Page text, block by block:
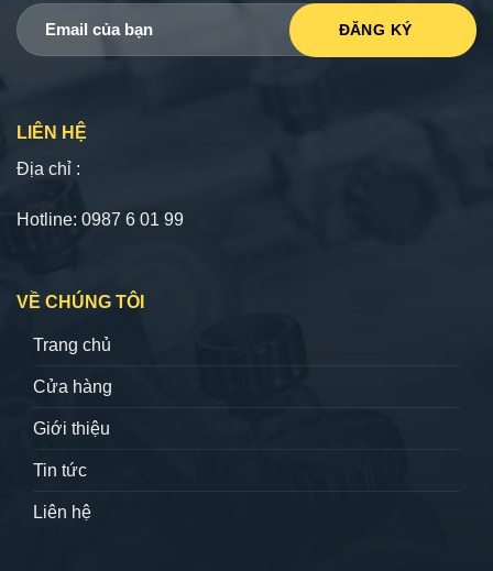
LIÊN HỆ
Địa chỉ :
Hotline: 0987 6 01 99
VỀ CHÚNG TÔI
Trang chủ
Cửa hàng
Giới thiệu
Tin tức
Liên hệ